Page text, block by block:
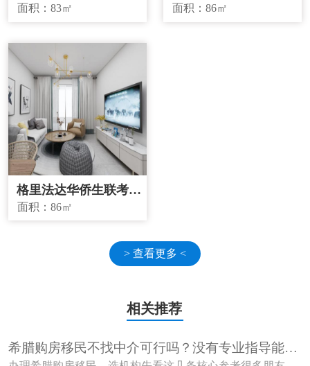
宜房源
面积：83㎡
源
面积：86㎡
格里法达华侨生联考学
校学区房
面积：86㎡
> 查看更多 <
相关推荐
希腊购房移民不找中介可行吗？没有专业指导能顺